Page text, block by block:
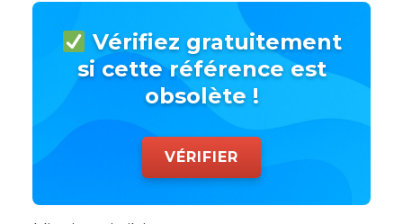
Vérifiez gratuitement
si cette référence est
obsolète !
VÉRIFIER